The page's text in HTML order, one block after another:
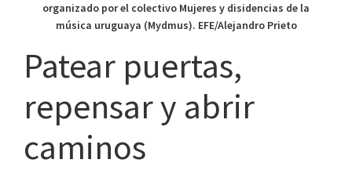
organizado por el colectivo Mujeres y disidencias de la
música uruguaya (Mydmus). EFE/Alejandro Prieto
Patear puertas,
repensar y abrir
caminos